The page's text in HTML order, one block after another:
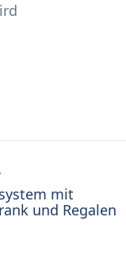
mit
und Regalen